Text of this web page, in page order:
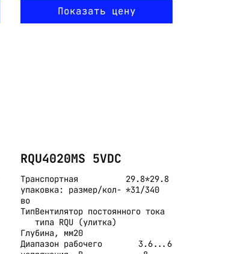
Показать цену
RQU4020MS 5VDC
Транспортная
упаковка: размер/кол-
во
29.8*29.8
*31/340
ТипВентилятор постоянного тока
типа RQU (улитка)
Глубина, мм20
Диапазон рабочего
3.6...6